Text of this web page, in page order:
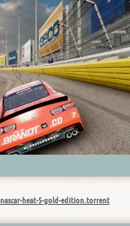
nascar-heat-5-gold-edition.torrent